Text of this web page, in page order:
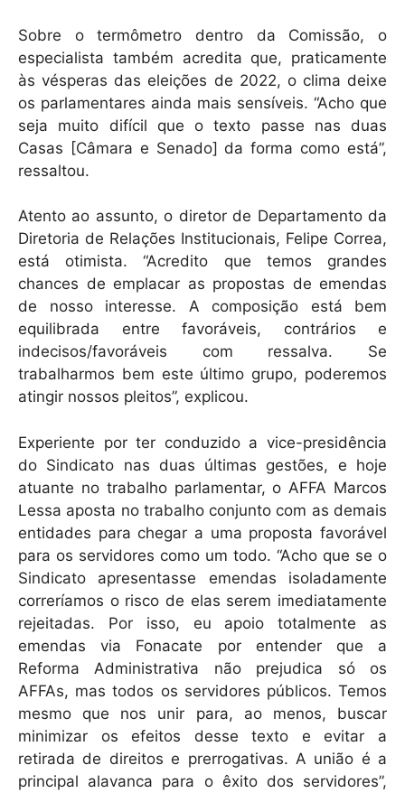
Sobre o termômetro dentro da Comissão, o
especialista também acredita que, praticamente
às vésperas das eleições de 2022, o clima deixe
os parlamentares ainda mais sensíveis. “Acho que
seja muito difícil que o texto passe nas duas
Casas [Câmara e Senado] da forma como está”,
ressaltou.
Atento ao assunto, o diretor de Departamento da
Diretoria de Relações Institucionais, Felipe Correa,
está otimista. “Acredito que temos grandes
chances de emplacar as propostas de emendas
de nosso interesse. A composição está bem
equilibrada entre favoráveis, contrários e
indecisos/favoráveis com ressalva. Se
trabalharmos bem este último grupo, poderemos
atingir nossos pleitos”, explicou.
Experiente por ter conduzido a vice-presidência
do Sindicato nas duas últimas gestões, e hoje
atuante no trabalho parlamentar, o AFFA Marcos
Lessa aposta no trabalho conjunto com as demais
entidades para chegar a uma proposta favorável
para os servidores como um todo. “Acho que se o
Sindicato apresentasse emendas isoladamente
correríamos o risco de elas serem imediatamente
rejeitadas. Por isso, eu apoio totalmente as
emendas via Fonacate por entender que a
Reforma Administrativa não prejudica só os
AFFAs, mas todos os servidores públicos. Temos
mesmo que nos unir para, ao menos, buscar
minimizar os efeitos desse texto e evitar a
retirada de direitos e prerrogativas. A união é a
principal alavanca para o êxito dos servidores”,